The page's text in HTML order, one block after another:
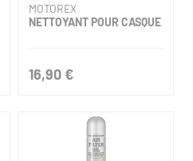
MOTOREX
NETTOYANT POUR CASQUE
16,90 €